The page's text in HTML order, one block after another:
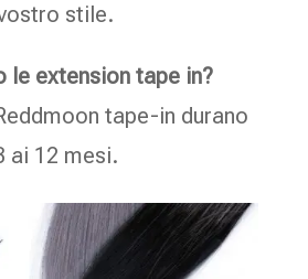
stile.
le extension tape in?
tape-in durano
ai 12 mesi.